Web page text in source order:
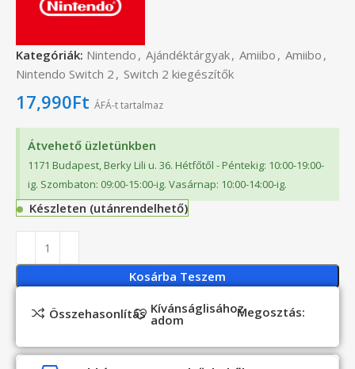
Kategóriák: Nintendo , Ajándéktárgyak, Amiibo , Amiibo ,
Nintendo Switch 2 , Switch 2 kiegészítők
17,990Ft ÁFÁ-t tartalmaz
Átvehető üzletünkben
1171 Budapest, Berky Lili u. 36. Hétfőtől - Péntekig: 10:00-19:00-
ig. Szombaton: 09:00-15:00-ig. Vasárnap: 10:00-14:00-ig.
Készleten (utánrendelhető)
Kosárba Teszem
Összehasonlítás Kívánságlisához
adom Megosztás: